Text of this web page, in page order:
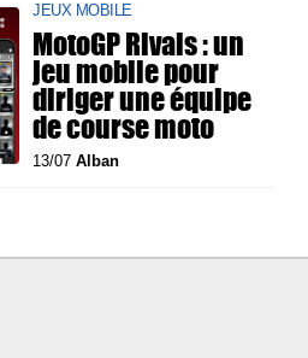
JEUX MOBILE
MotoGP Rivals : un
jeu mobile pour
diriger une équipe
de course moto
13/07Alban